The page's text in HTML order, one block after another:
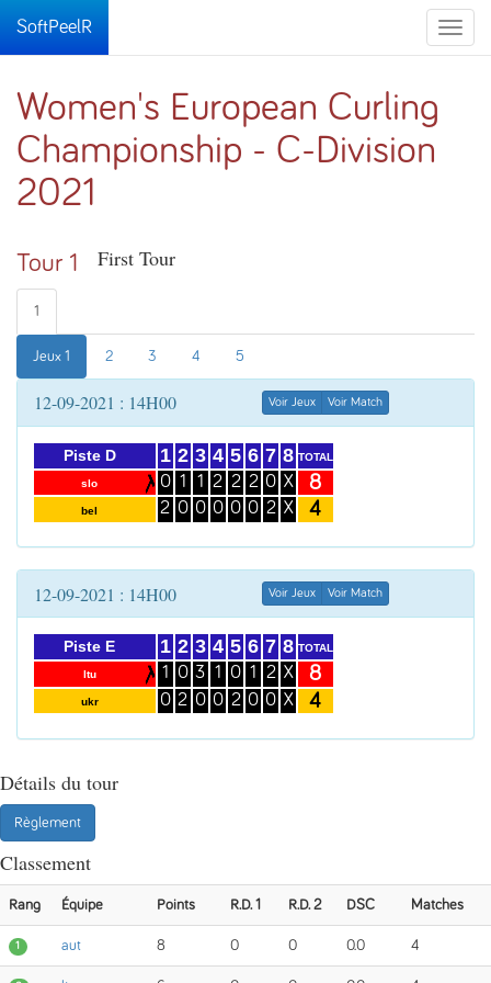
Toggle
SoftPeelR
Women's European Curling
Championship - C-Division
2021
Tour 1 First Tour
1
Jeux 1 2 3 4 5
12-09-2021 : 14H00 Voir Jeux Voir Match
Piste D
slo
bel
1
0
2
2
1
0
3
1
0
4
2
0
5
2
0
6
2
0
7
0
2
8
X
X
TOTAL
8
4
12-09-2021 : 14H00 Voir Jeux Voir Match
Piste E
ltu
ukr
1
1
0
2
0
2
3
3
0
4
1
0
5
0
2
6
1
0
7
2
0
8
X
X
TOTAL
8
4
Détails du tour
Règlement
Classement
Rang Équipe Points R.D. 1 R.D. 2 DSC Matches
1 aut 8 0 0 0.0 4